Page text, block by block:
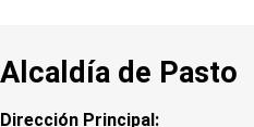
Alcaldía de Pasto
Dirección Principal: